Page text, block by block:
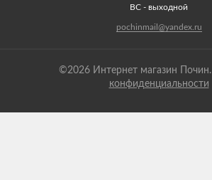
ВС - выходной
pochinmail@yandex.ru
©2026 Интернет магазин Почин.
конфиденциальности